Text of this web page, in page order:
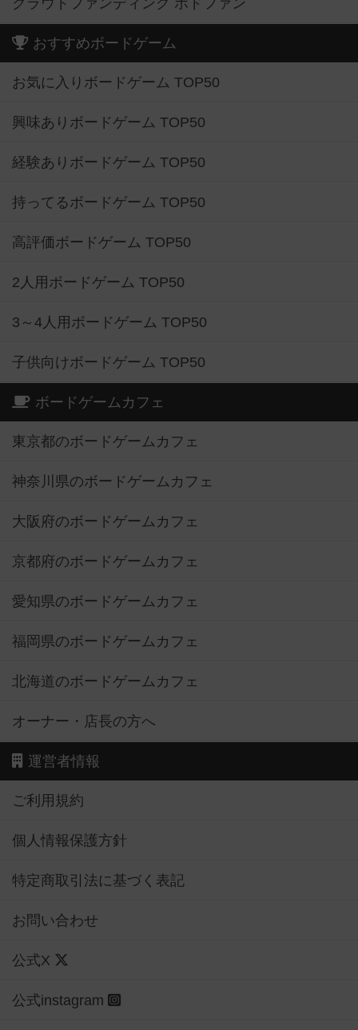
クラウドファンディング ボドファン
おすすめボードゲーム
お気に入りボードゲーム TOP50
興味ありボードゲーム TOP50
経験ありボードゲーム TOP50
持ってるボードゲーム TOP50
高評価ボードゲーム TOP50
2人用ボードゲーム TOP50
3～4人用ボードゲーム TOP50
子供向けボードゲーム TOP50
ボードゲームカフェ
東京都のボードゲームカフェ
神奈川県のボードゲームカフェ
大阪府のボードゲームカフェ
京都府のボードゲームカフェ
愛知県のボードゲームカフェ
福岡県のボードゲームカフェ
北海道のボードゲームカフェ
オーナー・店長の方へ
運営者情報
ご利用規約
個人情報保護方針
特定商取引法に基づく表記
お問い合わせ
公式X
公式instagram